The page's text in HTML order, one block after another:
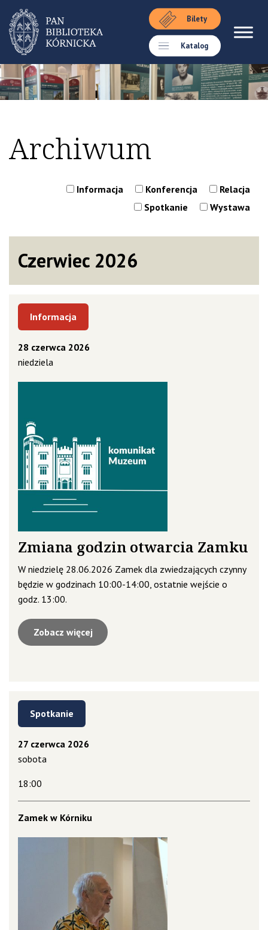
Bilety
Katalog
Archiwum
Informacja Konferencja
Relacja
Spotkanie
Wystawa
Czerwiec 2026
Informacja
28 czerwca 2026
niedziela
Zmiana godzin otwarcia Zamku
W niedzielę 28.06.2026 Zamek dla zwiedzających czynny
będzie w godzinach 10:00-14:00, ostatnie wejście o
godz. 13:00.
Zobacz więcej
Spotkanie
27 czerwca 2026
sobota
18:00
Zamek w Kórniku